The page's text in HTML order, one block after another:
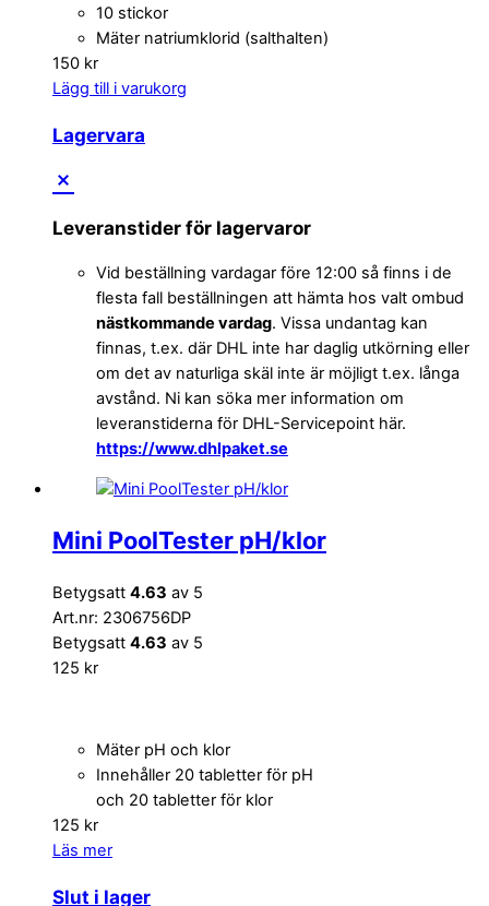
10 stickor
Mäter natriumklorid (salthalten)
150 kr
Lägg till i varukorg
Lagervara
Leveranstider för lagervaror
Vid beställning vardagar före 12:00 så finns i de
flesta fall beställningen att hämta hos valt ombud
nästkommande vardag. Vissa undantag kan
finnas, t.ex. där DHL inte har daglig utkörning eller
om det av naturliga skäl inte är möjligt t.ex. långa
avstånd. Ni kan söka mer information om
leveranstiderna för DHL-Servicepoint här.
https://www.dhlpaket.se
Mini PoolTester pH/klor
Betygsatt 4.63 av 5
Art.nr: 2306756DP
Betygsatt 4.63 av 5
125 kr
Mäter pH och klor
Innehåller 20 tabletter för pH
och 20 tabletter för klor
125 kr
Läs mer
Slut i lager